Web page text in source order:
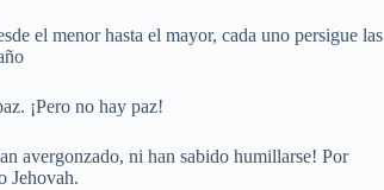
el menor hasta el mayor, cada uno persigue las
¡Pero no hay paz!
avergonzado, ni han sabido humillarse! Por
Jehovah.